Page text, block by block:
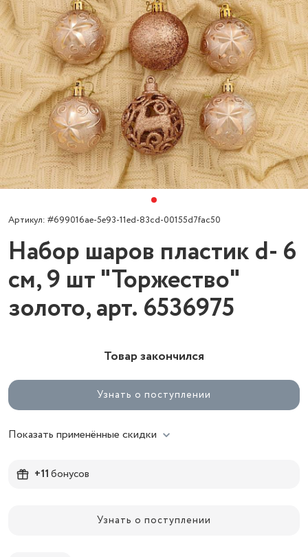
Артикул: #699016ae-5e93-11ed-83cd-00155d7fac50
Набор шаров пластик d- 6
см, 9 шт "Торжество"
золото, арт. 6536975
Товар закончился
Узнать о поступлении
Показать применённые скидки
+11бонусов
Узнать о поступлении